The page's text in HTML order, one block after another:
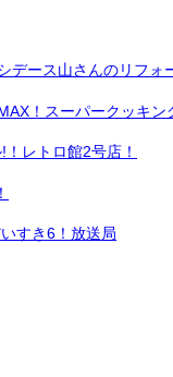
デース山さんのリフォ
！スーパークッキン
レトロ館2号店！
すき6！放送局